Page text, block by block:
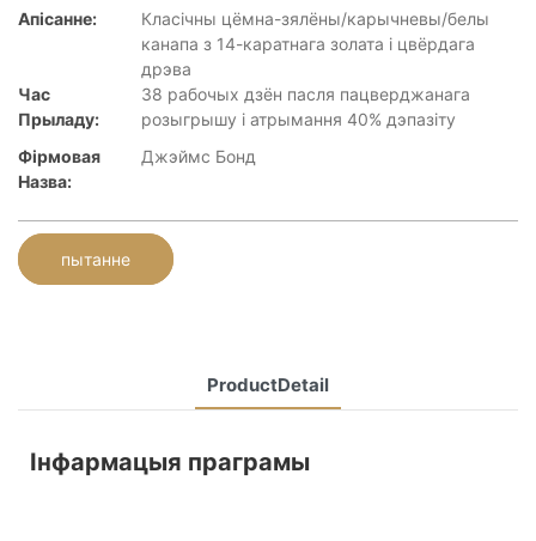
Апісанне:
Класічны цёмна-зялёны/карычневы/белы
канапа з 14-каратнага золата і цвёрдага
дрэва
Час
Прыладу:
38 рабочых дзён пасля пацверджанага
розыгрышу і атрымання 40% дэпазіту
Фірмовая
Назва:
Джэймс Бонд
пытанне
ProductDetail
Інфармацыя праграмы